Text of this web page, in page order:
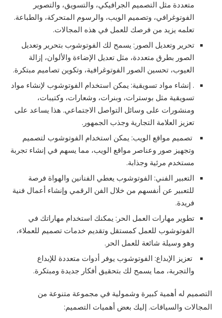
متعددة مثل التصميم الجرافيكي، والتسويق، والتصوير
الفوتوغرافي، وتصميم الويب، والرسوم المتحركة، والطباعة.
تعلمه يزيد من فرصك للعمل في هذه المجالات.
تحرير وتعديل الصور: يسمح لك الفوتوشوب بتحرير وتعديل
الصور بطرق متعددة، مثل تعديل الإضاءة والألوان، إزالة
العيوب، تحسين الصور الفوتوغرافية، وتكوين تصاميم مبتكرة.
. إنشاء مواد تسويقية: يمكن استخدام الفوتوشوب لإنشاء مواد
تسويقية مثل بوسترات، وبنرات، وشعارات، وكتيبات،
ومنشورات على وسائل التواصل الاجتماعي. هذا يساعد على
تعزيز العلامة التجارية وجذب الجمهور.
تصميم مواقع الويب: يمكن استخدام الفوتوشوب لتصميم
وتجهيز صور وعناصر مواقع الويب، مما يسهم في إنشاء تجربة
مستخدم مرئية وجذابة.
التعبير الفني: الفوتوشوب يعطي الفنانين والهواة فرصة
للتعبير عن أنفسهم من خلال الفن الرقمي وإنشاء أعمال فنية
فريدة.
تطوير مهارات العمل الحر: يمكنك استخدام مهاراتك في
الفوتوشوب للعمل كمستقل وتقديم خدمات تصميم للعملاء،
وهو وسيلة شائعة للعمل الحر.
تعزيز الإبداع: الفوتوشوب يوفر أدوات متعددة للإبداع
والتجربة، مما يسمح لك بتحقيق أفكار جديدة ومبتكرة.
التصميم له أهمية كبيرة وشمولية في مجموعة متنوعة من
المجالات والسياقات. إليك بعض أهميات التصميم: